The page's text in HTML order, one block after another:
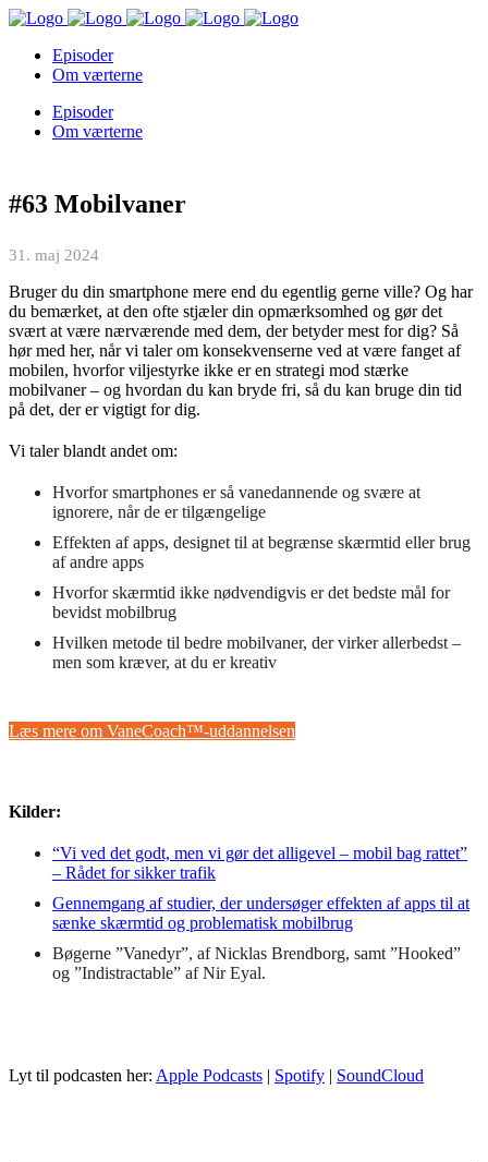
Episoder
Om værterne
Episoder
Om værterne
#63 Mobilvaner
31. maj 2024
Bruger du din smartphone mere end du egentlig gerne ville? Og har
du bemærket, at den ofte stjæler din opmærksomhed og gør det
svært at være nærværende med dem, der betyder mest for dig? Så
hør med her, når vi taler om konsekvenserne ved at være fanget af
mobilen, hvorfor viljestyrke ikke er en strategi mod stærke
mobilvaner – og hvordan du kan bryde fri, så du kan bruge din tid
på det, der er vigtigt for dig.
Vi taler blandt andet om:
Hvorfor smartphones er så vanedannende og svære at
ignorere, når de er tilgængelige
Effekten af apps, designet til at begrænse skærmtid eller brug
af andre apps
Hvorfor skærmtid ikke nødvendigvis er det bedste mål for
bevidst mobilbrug
Hvilken metode til bedre mobilvaner, der virker allerbedst –
men som kræver, at du er kreativ
Læs mere om VaneCoach™-uddannelsen
Kilder:
“Vi ved det godt, men vi gør det alligevel – mobil bag rattet”
– Rådet for sikker trafik
Gennemgang af studier, der undersøger effekten af apps til at
sænke skærmtid og problematisk mobilbrug
Bøgerne ”Vanedyr”, af Nicklas Brendborg, samt ”Hooked”
og ”Indistractable” af Nir Eyal.
Lyt til podcasten her: Apple Podcasts | Spotify | SoundCloud